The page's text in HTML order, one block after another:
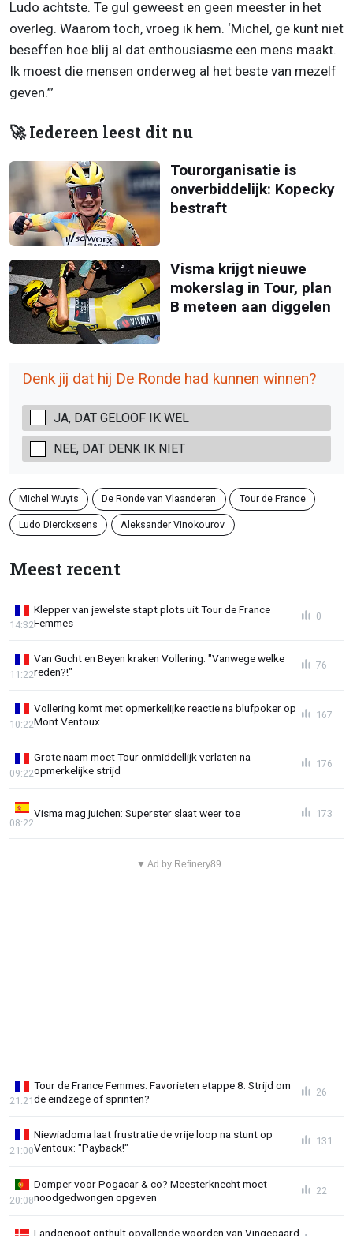
Ludo achtste. Te gul geweest en geen meester in het
overleg. Waarom toch, vroeg ik hem. ‘Michel, ge kunt niet
beseffen hoe blij al dat enthousiasme een mens maakt.
Ik moest die mensen onderweg al het beste van mezelf
geven.’”
🚀 Iedereen leest dit nu
Tourorganisatie is
onverbiddelijk: Kopecky
bestraft
Visma krijgt nieuwe
mokerslag in Tour, plan
B meteen aan diggelen
Denk jij dat hij De Ronde had kunnen winnen?
JA, DAT GELOOF IK WEL
NEE, DAT DENK IK NIET
Michel Wuyts De Ronde van Vlaanderen Tour de France
Ludo Dierckxsens Aleksander Vinokourov
Meest recent
Klepper van jewelste stapt plots uit Tour de France
Femmes
14:32
0
Van Gucht en Beyen kraken Vollering: "Vanwege welke
reden?!"
11:22
76
Vollering komt met opmerkelijke reactie na blufpoker op
Mont Ventoux
10:22
167
Grote naam moet Tour onmiddellijk verlaten na
opmerkelijke strijd
09:22
176
Visma mag juichen: Superster slaat weer toe
08:22
173
▼ Ad by Refinery89
Tour de France Femmes: Favorieten etappe 8: Strijd om
de eindzege of sprinten?
21:21
26
Niewiadoma laat frustratie de vrije loop na stunt op
Ventoux: "Payback!"
21:00
131
Domper voor Pogacar & co? Meesterknecht moet
noodgedwongen opgeven
20:08
22
Landgenoot onthult opvallende woorden van Vingegaard